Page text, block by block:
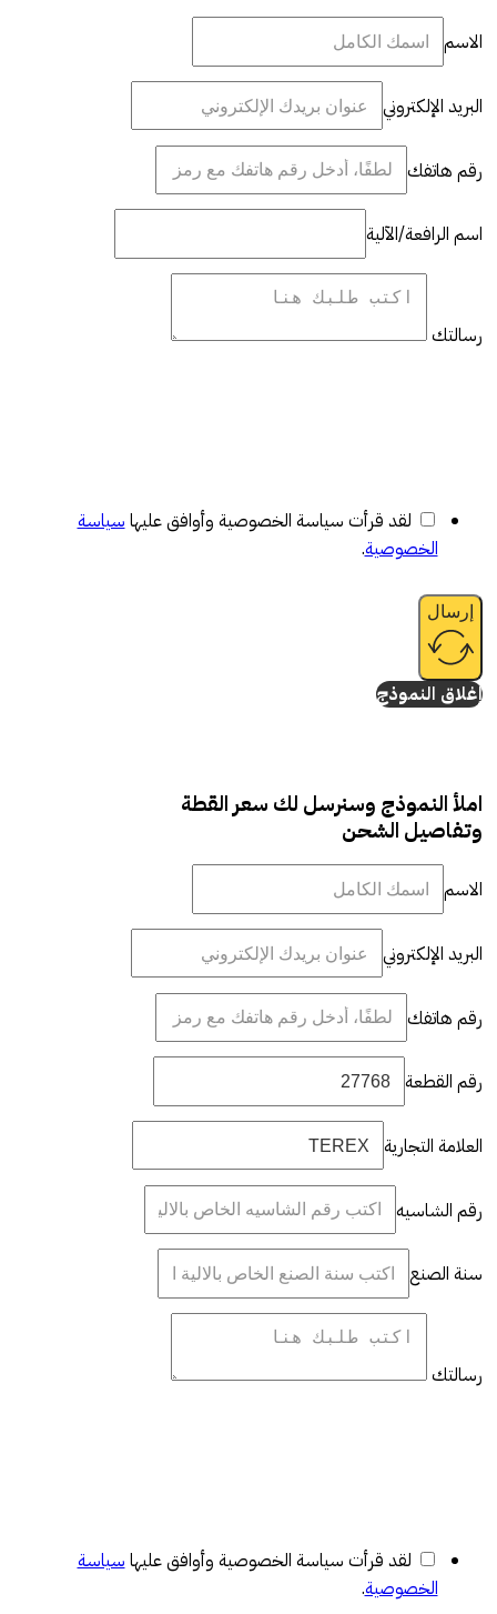
الاسم
البريد الإلكتروني
رقم هاتفك
اسم الرافعة/الآلية
رسالتك
لقد قرأت سياسة الخصوصية وأوافق عليها سياسة
الخصوصية.
إرسال
إغلاق النموذج
املأ النموذج وسنرسل لك سعر القطة
وتفاصيل الشحن
الاسم
البريد الإلكتروني
رقم هاتفك
رقم القطعة
العلامة التجارية
رقم الشاسيه
سنة الصنع
رسالتك
لقد قرأت سياسة الخصوصية وأوافق عليها سياسة
الخصوصية.